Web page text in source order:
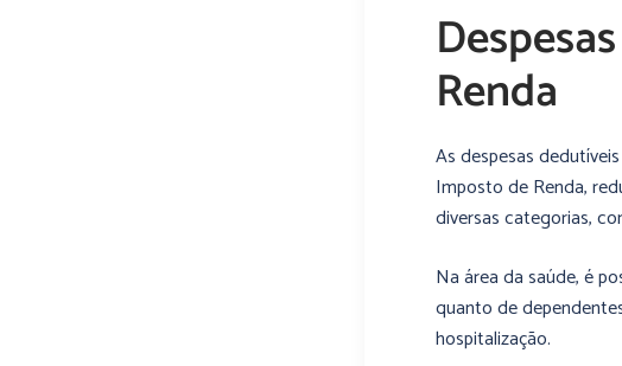
Renda
As despesas
Imposto de Renda,
diversas categorias,
Na área da saúde, é
quanto de
hospitalização.